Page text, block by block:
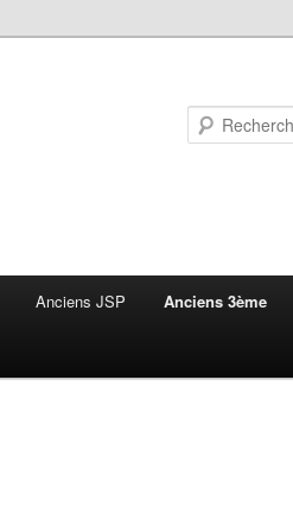
Anciens JSP Anciens 3ème